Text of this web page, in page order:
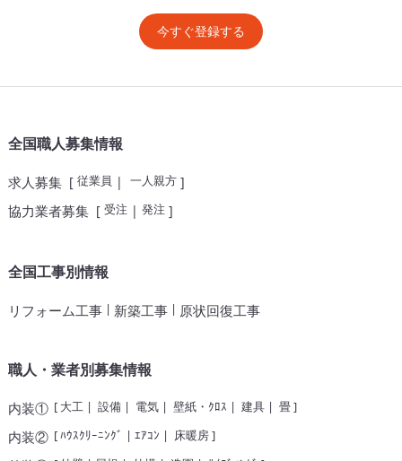
今すぐ登録する
全国職人募集情報
求人募集[ 従業員| 一人親方]
協力業者募集[ 受注| 発注]
全国工事別情報
リフォーム工事| 新築工事| 原状回復工事
職人・業者別募集情報
内装①[ 大工| 設備| 電気| 壁紙・ｸﾛｽ | 建具| 畳]
内装②[ﾊｳｽｸﾘｰﾆﾝｸﾞ | ｴｱｺﾝ | 床暖房]